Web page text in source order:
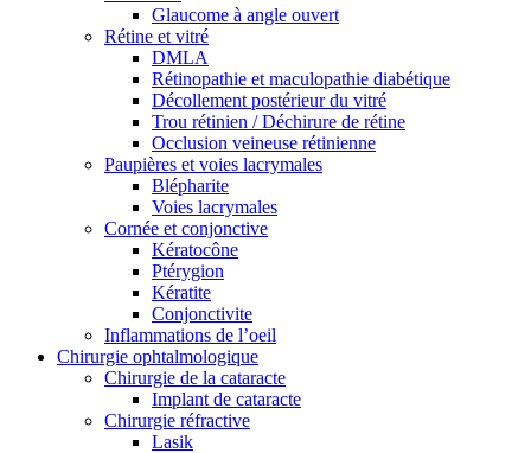
Glaucome à angle ouvert
Rétine et vitré
DMLA
Rétinopathie et maculopathie diabétique
Décollement postérieur du vitré
Trou rétinien / Déchirure de rétine
Occlusion veineuse rétinienne
Paupières et voies lacrymales
Blépharite
Voies lacrymales
Cornée et conjonctive
Kératocône
Ptérygion
Kératite
Conjonctivite
Inflammations de l’oeil
Chirurgie ophtalmologique
Chirurgie de la cataracte
Implant de cataracte
Chirurgie réfractive
Lasik